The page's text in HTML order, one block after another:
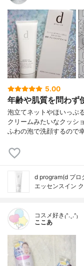
5.00
年齢や肌質を問わず
泡立てネットやほいっぷ
クリームみたいなクッシ
ふわの泡で洗顔するので
d program(d プロ
エッセンスイン
コスメ好き₍ᐢ.ˬ.ᐢ₎
ここあ